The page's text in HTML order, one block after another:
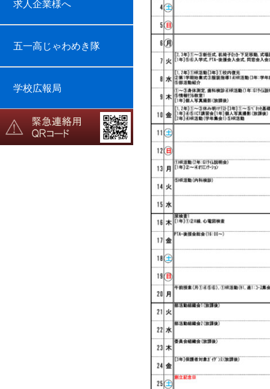
求人企業様へ
五一高じゃわめき隊
学校広報局